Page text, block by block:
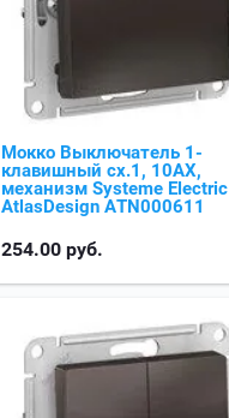
Мокко Выключатель 1-
клавишный сх.1, 10АХ,
механизм Systeme Electric
AtlasDesign ATN000611
254.00 руб.